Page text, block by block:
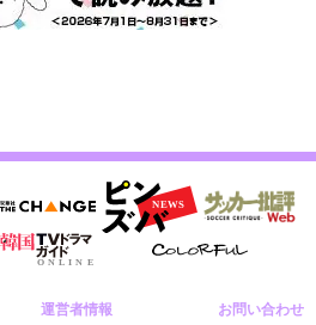
運営者情報 お問い合わせ